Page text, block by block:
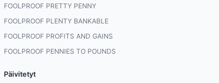
FOOLPROOF PRETTY PENNY
FOOLPROOF PLENTY BANKABLE
FOOLPROOF PROFITS AND GAINS
FOOLPROOF PENNIES TO POUNDS
Päivitetyt